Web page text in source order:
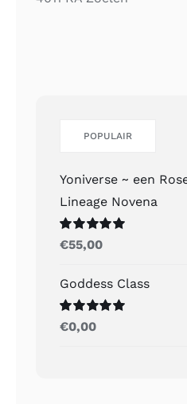
POPULAIR
Yoniverse ~ een
Lineage Novena
Gewaardeerd
uit 5
€55,00
Goddess Class
Gewaardeerd
5.00
€0,00